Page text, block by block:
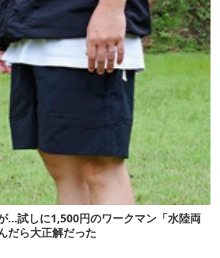
…試しに1,500円のワークマン「水陸両
だら大正解だった